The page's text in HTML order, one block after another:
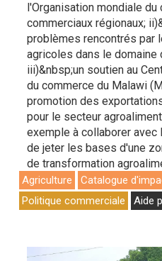
l'Organisation mondiale
commerciaux régionaux;
problèmes rencontrés par
agricoles dans le domaine
iii)&nbsp;un soutien au
du commerce du Malawi
promotion des
pour le secteur
exemple à collaborer avec
de jeter les bases d'une
de transformation
Agriculture Catalogue
Politique commerciale
Aide